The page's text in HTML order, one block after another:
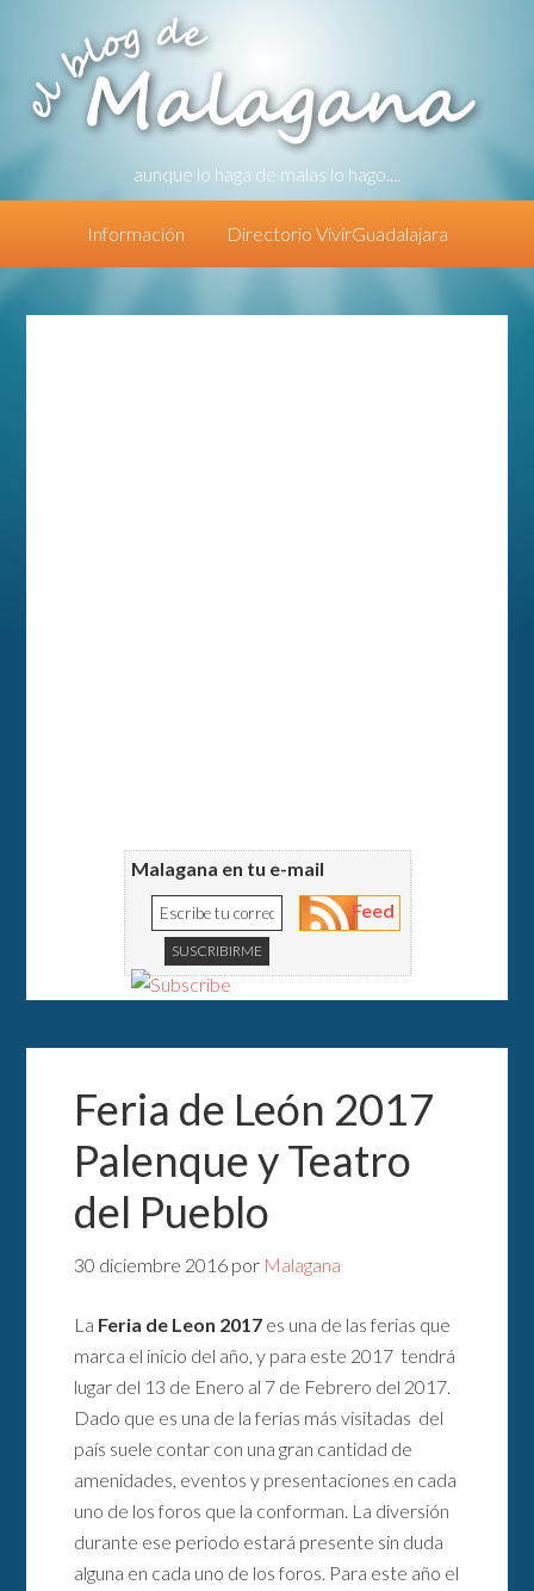
aunque lo haga de malas lo hago....
Información Directorio VivirGuadalajara
Malagana en tu e-mail
Feed
Feria de León 2017
Palenque y Teatro
del Pueblo
30 diciembre 2016 por Malagana
La Feria de Leon 2017 es una de las ferias que
marca el inicio del año, y para este 2017 tendrá
lugar del 13 de Enero al 7 de Febrero del 2017.
Dado que es una de la ferias más visitadas del
país suele contar con una gran cantidad de
amenidades, eventos y presentaciones en cada
uno de los foros que la conforman. La diversión
durante ese periodo estará presente sin duda
alguna en cada uno de los foros. Para este año el